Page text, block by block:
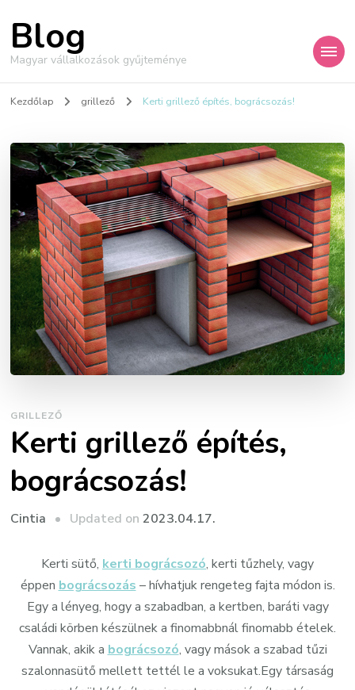
Blog
Magyar vállalkozások gyűjteménye
Kezdőlap grillező Kerti grillező építés, bográcsozás!
GRILLEZŐ
Kerti grillező építés,
bográcsozás!
Cintia Updated on2023.04.17.
Kerti sütő, kerti bográcsozó, kerti tűzhely, vagy
éppenbográcsozás– hívhatjuk rengeteg fajta módon is.
Egy a lényeg, hogy a szabadban, a kertben, baráti vagy
családi körben készülnek a finomabbnál finomabb ételek.
Vannak, akik abográcsozó, vagy mások a szabad tűzi
szalonnasütő mellett tettél le a voksukat.Egy társaság